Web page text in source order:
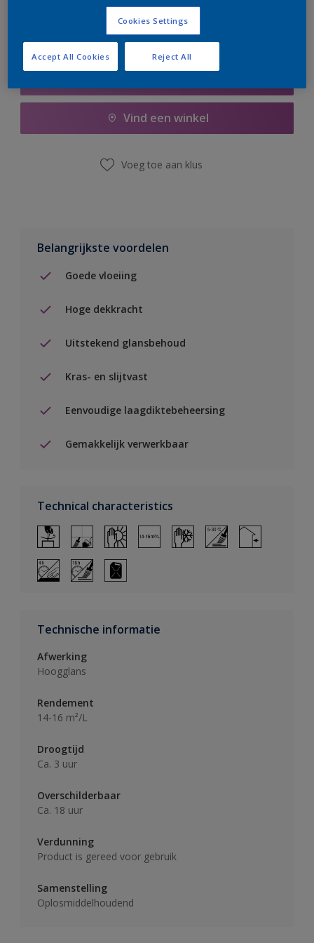
Vind een winkel
Voeg toe aan klus
Belangrijkste voordelen
Goede vloeiing
Hoge dekkracht
Uitstekend glansbehoud
Kras- en slijtvast
Eenvoudige laagdiktebeheersing
Gemakkelijk verwerkbaar
Technical characteristics
Technische informatie
Afwerking
Hoogglans
Rendement
14-16 m²/L
Droogtijd
Ca. 3 uur
Overschilderbaar
Ca. 18 uur
Verdunning
Product is gereed voor gebruik
Samenstelling
Oplosmiddelhoudend
Cookies Settings
Reject All
Accept All Cookies